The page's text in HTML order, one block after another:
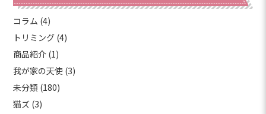
コラム (4)
トリミング (4)
商品紹介 (1)
我が家の天使 (3)
未分類 (180)
猫ズ (3)